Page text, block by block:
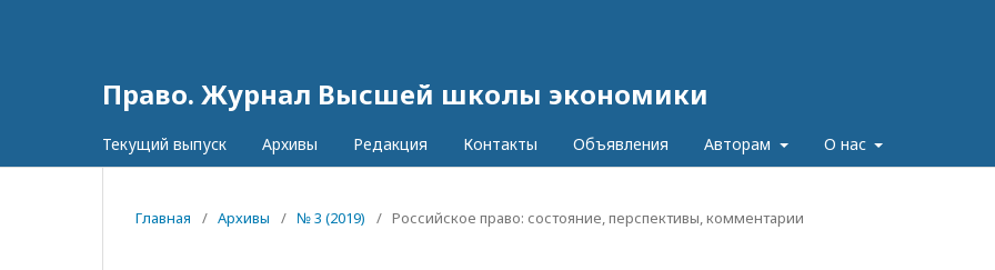
Право. Журнал Высшей школы экономики
Текущий выпуск Архивы Редакция Контакты Объявления Авторам О нас
Главная / Архивы / № 3 (2019) / Российское право: состояние, перспективы, комментарии